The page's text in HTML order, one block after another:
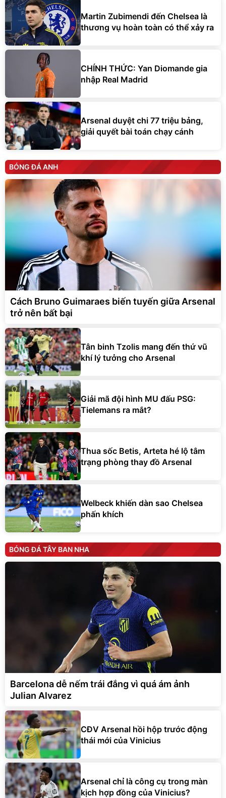
Martin Zubimendi đến Chelsea là
thương vụ hoàn toàn có thể xảy ra
CHÍNH THỨC: Yan Diomande gia
nhập Real Madrid
Arsenal duyệt chi 77 triệu bảng,
giải quyết bài toán chạy cánh
BÓNG ĐÁ ANH
Cách Bruno Guimaraes biến tuyến giữa Arsenal
trở nên bất bại
Tân binh Tzolis mang đến thứ vũ
khí lý tưởng cho Arsenal
Giải mã đội hình MU đấu PSG:
Tielemans ra mắt?
Thua sốc Betis, Arteta hé lộ tâm
trạng phòng thay đồ Arsenal
Welbeck khiến dàn sao Chelsea
phấn khích
BÓNG ĐÁ TÂY BAN NHA
Barcelona dễ nếm trái đắng vì quá ám ảnh
Julian Alvarez
CĐV Arsenal hồi hộp trước động
thái mới của Vinicius
Arsenal chỉ là công cụ trong màn
kịch hợp đồng của Vinicius?